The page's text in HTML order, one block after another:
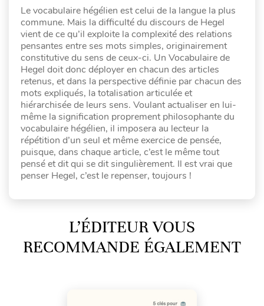
Le vocabulaire hégélien est celui de la langue la plus
commune. Mais la difficulté du discours de Hegel
vient de ce qu’il exploite la complexité des relations
pensantes entre ses mots simples, originairement
constitutive du sens de ceux-ci. Un Vocabulaire de
Hegel doit donc déployer en chacun des articles
retenus, et dans la perspective définie par chacun des
mots expliqués, la totalisation articulée et
hiérarchisée de leurs sens. Voulant actualiser en lui-
même la signification proprement philosophante du
vocabulaire hégélien, il imposera au lecteur la
répétition d’un seul et même exercice de pensée,
puisque, dans chaque article, c’est le même tout
pensé et dit qui se dit singulièrement. Il est vrai que
penser Hegel, c’est le repenser, toujours !
L’ÉDITEUR VOUS
RECOMMANDE ÉGALEMENT